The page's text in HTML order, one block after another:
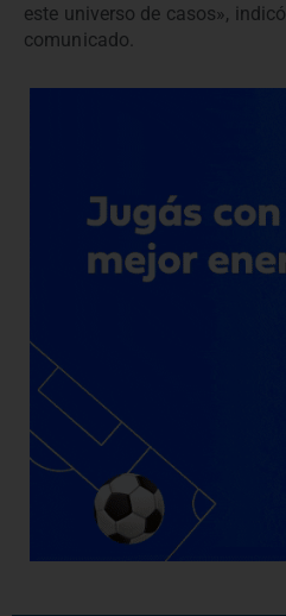
este universo de casos»,
comunicado.